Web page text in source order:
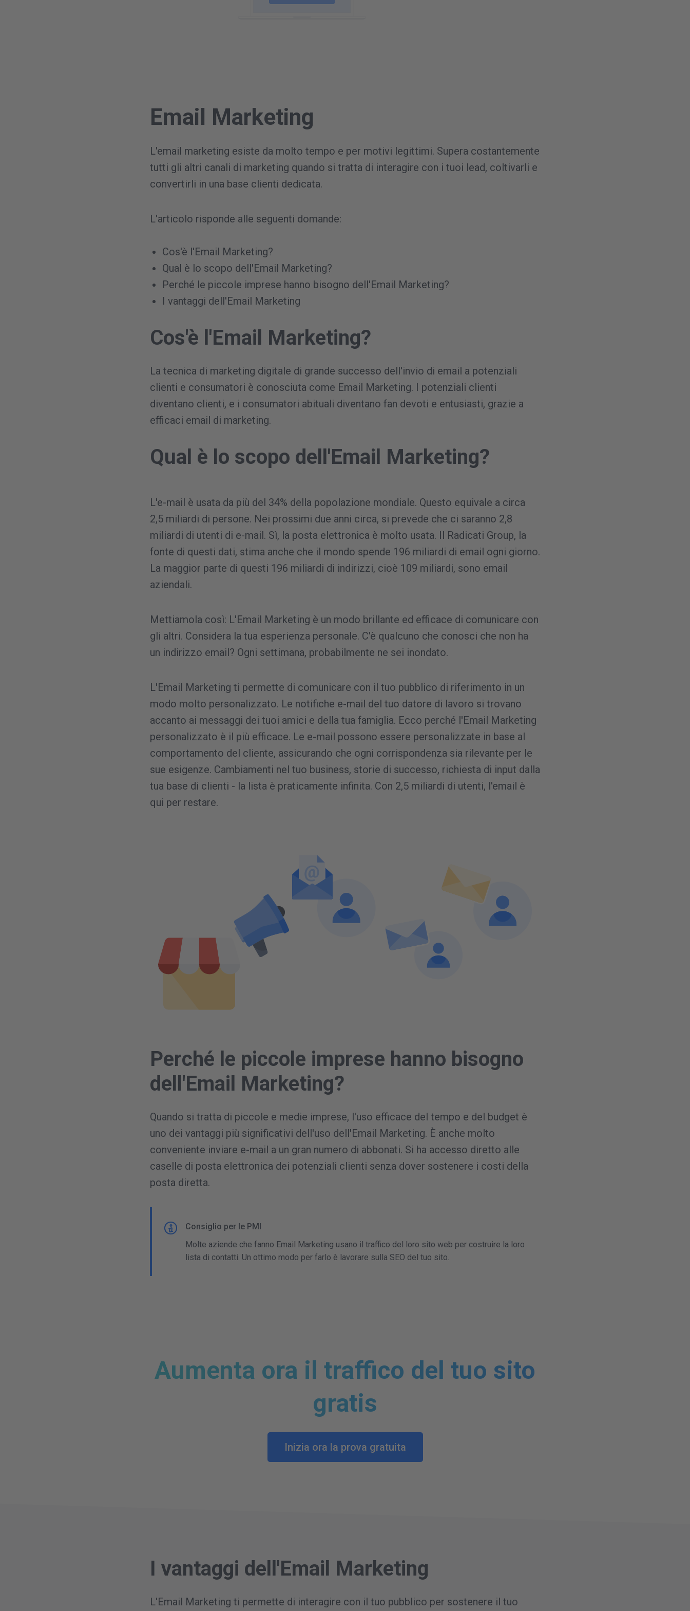
Email Marketing
L'email marketing esiste da molto tempo e per motivi legittimi. Supera costantemente
tutti gli altri canali di marketing quando si tratta di interagire con i tuoi lead, coltivarli e
convertirli in una base clienti dedicata.
L'articolo risponde alle seguenti domande:
Cos'è l'Email Marketing?
Qual è lo scopo dell'Email Marketing?
Perché le piccole imprese hanno bisogno dell'Email Marketing?
I vantaggi dell'Email Marketing
Cos'è l'Email Marketing?
La tecnica di marketing digitale di grande successo dell'invio di email a potenziali
clienti e consumatori è conosciuta come Email Marketing. I potenziali clienti
diventano clienti, e i consumatori abituali diventano fan devoti e entusiasti, grazie a
efficaci email di marketing.
Qual è lo scopo dell'Email Marketing?
L'e-mail è usata da più del 34% della popolazione mondiale. Questo equivale a circa
2,5 miliardi di persone. Nei prossimi due anni circa, si prevede che ci saranno 2,8
miliardi di utenti di e-mail. Sì, la posta elettronica è molto usata. Il Radicati Group, la
fonte di questi dati, stima anche che il mondo spende 196 miliardi di email ogni giorno.
La maggior parte di questi 196 miliardi di indirizzi, cioè 109 miliardi, sono email
aziendali.
Mettiamola così: L'Email Marketing è un modo brillante ed efficace di comunicare con
gli altri. Considera la tua esperienza personale. C'è qualcuno che conosci che non ha
un indirizzo email? Ogni settimana, probabilmente ne sei inondato.
L'Email Marketing ti permette di comunicare con il tuo pubblico di riferimento in un
modo molto personalizzato. Le notifiche e-mail del tuo datore di lavoro si trovano
accanto ai messaggi dei tuoi amici e della tua famiglia. Ecco perché l'Email Marketing
personalizzato è il più efficace. Le e-mail possono essere personalizzate in base al
comportamento del cliente, assicurando che ogni corrispondenza sia rilevante per le
sue esigenze. Cambiamenti nel tuo business, storie di successo, richiesta di input dalla
tua base di clienti - la lista è praticamente infinita. Con 2,5 miliardi di utenti, l'email è
qui per restare.
Perché le piccole imprese hanno bisogno
dell'Email Marketing?
Quando si tratta di piccole e medie imprese, l'uso efficace del tempo e del budget è
uno dei vantaggi più significativi dell'uso dell'Email Marketing. È anche molto
conveniente inviare e-mail a un gran numero di abbonati. Si ha accesso diretto alle
caselle di posta elettronica dei potenziali clienti senza dover sostenere i costi della
posta diretta.
Consiglio per le PMI
Molte aziende che fanno Email Marketing usano il traffico del loro sito web per costruire la loro
lista di contatti. Un ottimo modo per farlo è lavorare sulla SEO del tuo sito.
Aumenta ora il traffico del tuo sito
gratis
Inizia ora la prova gratuita
I vantaggi dell'Email Marketing
L'Email Marketing ti permette di interagire con il tuo pubblico per sostenere il tuo